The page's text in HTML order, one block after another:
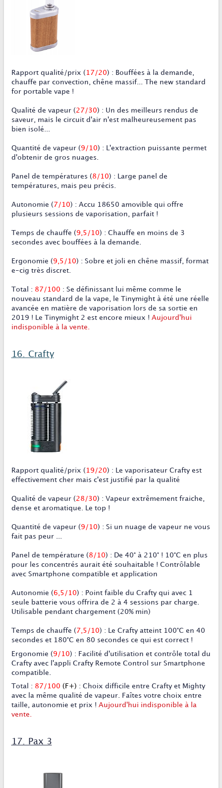
Rapport qualité/prix ( 17/20) : Bouffées à la demande,
chauffe par convection, chêne massif... The new standard
for portable vape !
Qualité de vapeur(27/30) : Un des meilleurs rendus de
saveur, mais le circuit d'air n'est malheureusement pas
bien isolé...
Quantité de vapeur(9/10) : L'extraction puissante permet
d'obtenir de gros nuages.
Panel de températures (8/10) : Large panel de
températures, mais peu précis.
Autonomie (7/10) : Accu 18650 amovible qui offre
plusieurs sessions de vaporisation, parfait !
Temps de chauffe (9,5/10) : Chauffe en moins de 3
secondes avec bouffées à la demande.
Ergonomie (9,5/10) : Sobre et joli en chêne massif, format
e-cig très discret.
Total : 87/100 : Se définissant lui même comme le
nouveau standard de la vape, le Tinymight à été une réelle
avancée en matière de vaporisation lors de sa sortie en
2019 ! Le Tinymight 2 est encore mieux ! Aujourd'hui
indisponible à la vente.
16. Crafty
Rapport qualité/prix ( 19/20) :
Le vaporisateur Crafty est
effectivement cher mais c'est justifié par la qualité
Qualité de vapeur(28/30) : Vapeur extrêmement fraiche,
dense et aromatique. Le top !
Quantité de vapeur(9/10) : Si un nuage de vapeur ne vous
fait pas peur ...
Panel de température (8/10) : De 40° à 210° ! 10°C en plus
pour les concentrés aurait été souhaitable ! Contrôlable
avec Smartphone compatible et application
Autonomie (6,5/10) : Point faible du Crafty qui avec 1
seule batterie vous offrira de 2 à 4 sessions par charge.
Utilisable pendant chargement (20% min)
Temps de chauffe (7,5/10) : Le Crafty atteint 100°C en 40
secondes et 180°C en 80 secondes ce qui est correct !
Ergonomie (9/10) : Facilité d'utilisation et contrôle total du
Crafty avec l'appli Crafty Remote Control sur Smartphone
compatible.
Total : 87/100 (F+) : Choix difficile entre Crafty et Mighty
avec la même qualité de vapeur. Faîtes votre choix entre
taille, autonomie et prix ! Aujourd'hui indisponible à la
vente.
17. Pax 3